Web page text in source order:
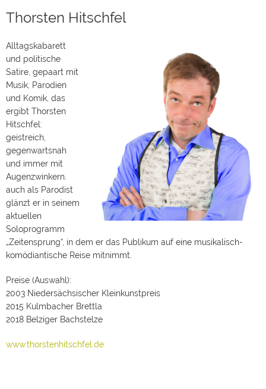
Thorsten Hitschfel
Alltagskabarett
und politische
Satire, gepaart mit
Musik, Parodien
und Komik, das
ergibt Thorsten
Hitschfel:
geistreich,
gegenwartsnah
und immer mit
Augenzwinkern.
auch als Parodist
glänzt er in seinem
aktuellen
Soloprogramm
„Zeitensprung“, in dem er das Publikum auf eine musikalisch-
komödiantische Reise mitnimmt.
Preise (Auswahl):
2003 Niedersächsischer Kleinkunstpreis
2015 Kulmbacher Brettla
2018 Belziger Bachstelze
www.thorstenhitschfel.de